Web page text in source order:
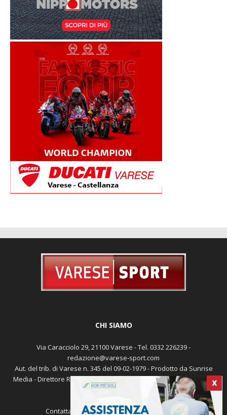
X
CHI SIAMO
Via Caracciolo 29, 21100 Varese - Tel. 0332 226239 -
redazione@varese-sport.com
Aut. del trib. di Varese n. 345 del 09-02-1979 - Prodotto da Sunrise
Media - Direttore Responsabile: Michele Marocco -Cookie policy
Pubblicità
Contattaci: redazione@varese-sport.com